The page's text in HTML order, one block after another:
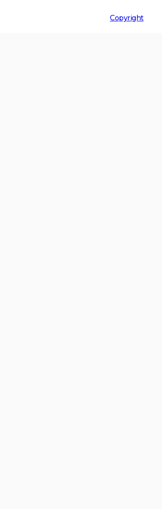
Copyright